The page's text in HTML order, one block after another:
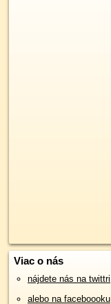
Viac o nás
nájdete nás na twittri
alebo na faceboooku